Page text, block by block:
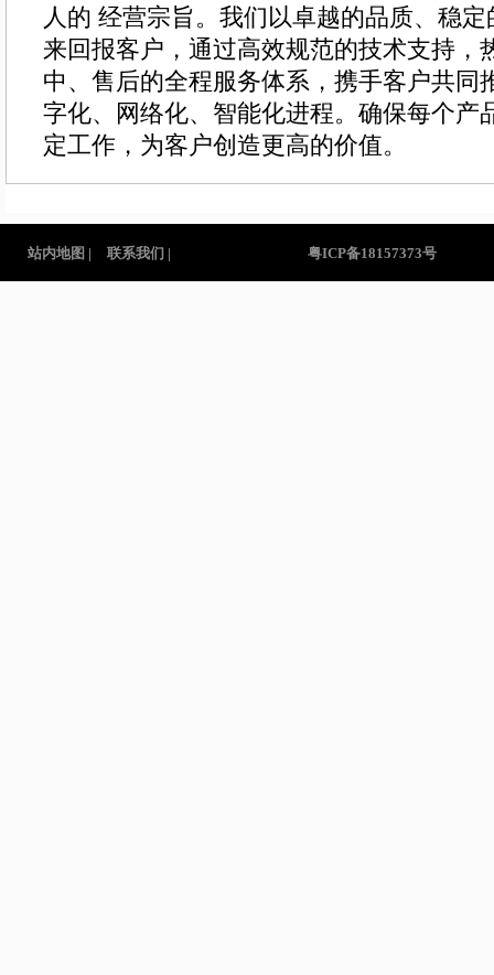
人的 经营宗旨。我们以卓越的品质、稳
来回报客户，通过高效规范的技术支持，
中、售后的全程服务体系，携手客户共同
字化、网络化、智能化进程。确保每个产
定工作，为客户创造更高的价值。
站内地图 | 联系我们 | 粤ICP备18157373号